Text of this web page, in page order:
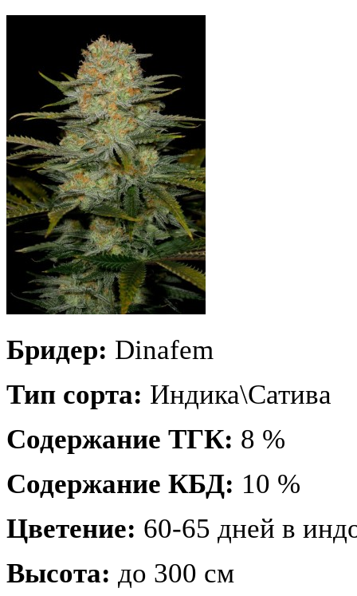
Бридер: Dinafem
Тип сорта: Индика\Сатива
Содержание ТГК: 8 %
Содержание КБД: 10 %
Цветение: 60-65 дней в
Высота: до 300 см